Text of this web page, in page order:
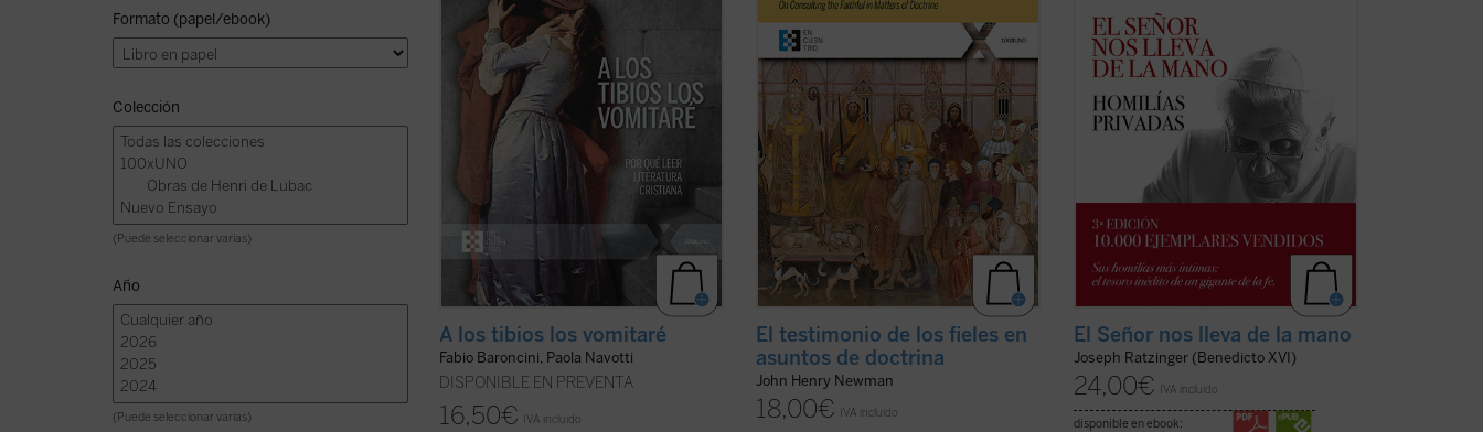
Formato (papel/ebook)
Colección
(Puede seleccionar varias)
Año
(Puede seleccionar varias)
encendía en los chavales una pasión
literaria y también comunicaba un
método de ...
(ver ficha)
A los tibios los vomitaré
Fabio Baroncini, Paola Navotti
DISPONIBLE EN PREVENTA
16,50€ IVA incluido
cuestión decisiva en la vida de la ...(ver
ficha)
El testimonio de los fieles en
asuntos de doctrina
John Henry Newman
18,00€ IVA incluido
Dios, las referencias a los Padres de la
Iglesia y la actualidad de la vida del
creyente. ...(ver ficha)
El Señor nos lleva de la mano
Joseph Ratzinger (Benedicto XVI)
24,00€ IVA incluido
disponible en ebook: